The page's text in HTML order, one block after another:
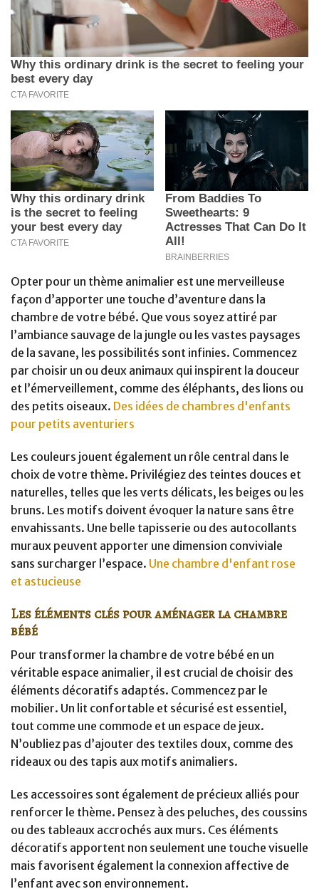
Opter pour un thème animalier est une merveilleuse
façon d’apporter une touche d’aventure dans la
chambre de votre bébé. Que vous soyez attiré par
l’ambiance sauvage de la jungle ou les vastes paysages
de la savane, les possibilités sont infinies. Commencez
par choisir un ou deux animaux qui inspirent la douceur
et l’émerveillement, comme des éléphants, des lions ou
des petits oiseaux. Des idées de chambres d'enfants
pour petits aventuriers
Les couleurs jouent également un rôle central dans le
choix de votre thème. Privilégiez des teintes douces et
naturelles, telles que les verts délicats, les beiges ou les
bruns. Les motifs doivent évoquer la nature sans être
envahissants. Une belle tapisserie ou des autocollants
muraux peuvent apporter une dimension conviviale
sans surcharger l’espace. Une chambre d'enfant rose
et astucieuse
Les éléments clés pour aménager la chambre
bébé
Pour transformer la chambre de votre bébé en un
véritable espace animalier, il est crucial de choisir des
éléments décoratifs adaptés. Commencez par le
mobilier. Un lit confortable et sécurisé est essentiel,
tout comme une commode et un espace de jeux.
N’oubliez pas d’ajouter des textiles doux, comme des
rideaux ou des tapis aux motifs animaliers.
Les accessoires sont également de précieux alliés pour
renforcer le thème. Pensez à des peluches, des coussins
ou des tableaux accrochés aux murs. Ces éléments
décoratifs apportent non seulement une touche visuelle
mais favorisent également la connexion affective de
l’enfant avec son environnement.